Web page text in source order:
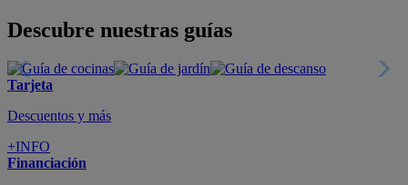
Descubre nuestras guías
Tarjeta
Descuentos y más
+INFO
Financiación